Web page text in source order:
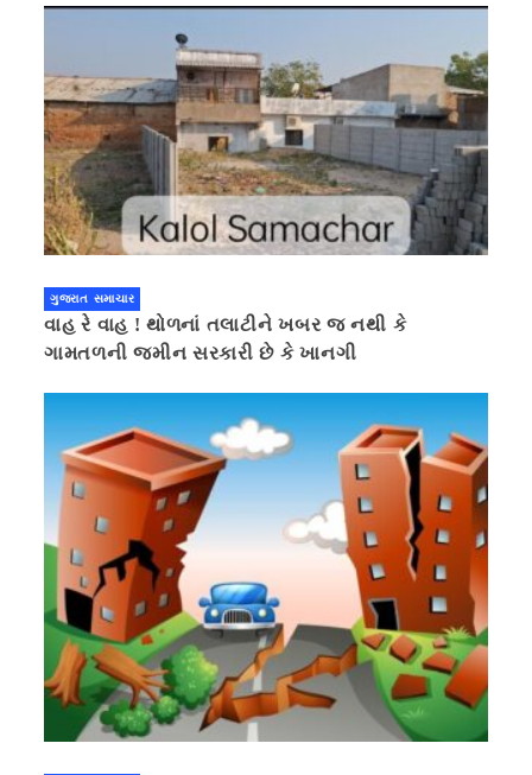
ગુજરાત સમાચાર
વાહ રે વાહ ! થોળનાં તલાટીને ખબર જ નથી કે
ગામતળની જમીન સરકારી છે કે ખાનગી